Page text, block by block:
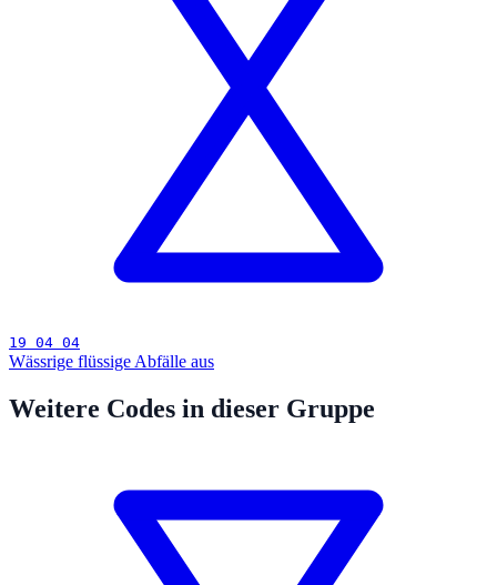
19 04 04
Wässrige flüssige Abfälle aus
Weitere Codes in dieser Gruppe